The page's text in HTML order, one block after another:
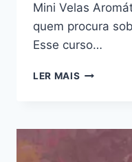
Mini Velas
quem procura
Esse curso…
LER MAIS CURSO
: